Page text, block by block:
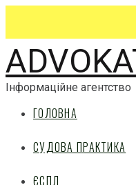
Інформаційне агентство
ГОЛОВНА
СУДОВА ПРАКТИКА
ЄСПЛ